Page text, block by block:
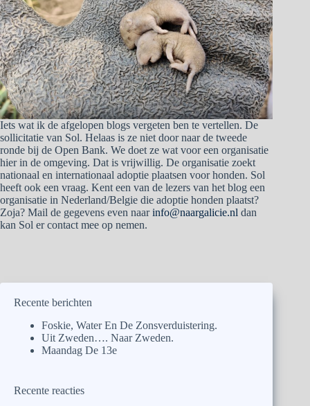
Iets wat ik de afgelopen blogs vergeten ben te vertellen. De
sollicitatie van Sol. Helaas is ze niet door naar de tweede
ronde bij de Open Bank. We doet ze wat voor een organisatie
hier in de omgeving. Dat is vrijwillig. De organisatie zoekt
nationaal en internationaal adoptie plaatsen voor honden. Sol
heeft ook een vraag. Kent een van de lezers van het blog een
organisatie in Nederland/Belgie die adoptie honden plaatst?
Zoja? Mail de gegevens even naarinfo@naargalicie.nl dan
kan Sol er contact mee op nemen.
Recente berichten
Foskie, Water En De Zonsverduistering.
Uit Zweden…. Naar Zweden.
Maandag De 13e
Recente reacties